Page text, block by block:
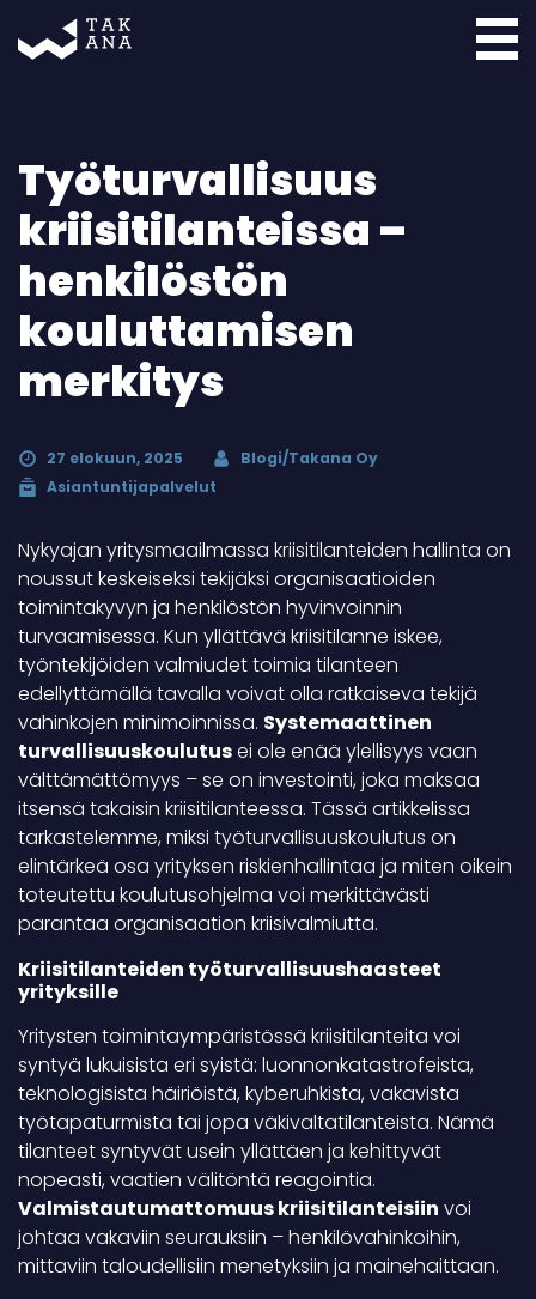
Työturvallisuus
kriisitilanteissa –
henkilöstön
kouluttamisen
merkitys
27 elokuun, 2025
Blogi/Takana Oy
Asiantuntijapalvelut
Nykyajan yritysmaailmassa kriisitilanteiden hallinta on
noussut keskeiseksi tekijäksi organisaatioiden
toimintakyvyn ja henkilöstön hyvinvoinnin
turvaamisessa. Kun yllättävä kriisitilanne iskee,
työntekijöiden valmiudet toimia tilanteen
edellyttämällä tavalla voivat olla ratkaiseva tekijä
vahinkojen minimoinnissa. Systemaattinen
turvallisuuskoulutusei ole enää ylellisyys vaan
välttämättömyys – se on investointi, joka maksaa
itsensä takaisin kriisitilanteessa. Tässä artikkelissa
tarkastelemme, miksi työturvallisuuskoulutus on
elintärkeä osa yrityksen riskienhallintaa ja miten oikein
toteutettu koulutusohjelma voi merkittävästi
parantaa organisaation kriisivalmiutta.
Kriisitilanteiden työturvallisuushaasteet
yrityksille
Yritysten toimintaympäristössä kriisitilanteita voi
syntyä lukuisista eri syistä: luonnonkatastrofeista,
teknologisista häiriöistä, kyberuhkista, vakavista
työtapaturmista tai jopa väkivaltatilanteista. Nämä
tilanteet syntyvät usein yllättäen ja kehittyvät
nopeasti, vaatien välitöntä reagointia.
Valmistautumattomuus kriisitilanteisiin voi
johtaa vakaviin seurauksiin – henkilövahinkoihin,
mittaviin taloudellisiin menetyksiin ja mainehaittaan.